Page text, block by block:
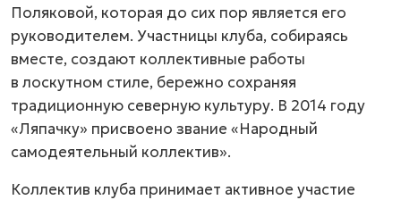
Поляковой, которая до сих пор является его
руководителем. Участницы клуба, собираясь
вместе, создают коллективные работы
в лоскутном стиле, бережно сохраняя
традиционную северную культуру. В 2014 году
«Ляпачку» присвоено звание «Народный
самодеятельный коллектив».
Коллектив клуба принимает активное участие